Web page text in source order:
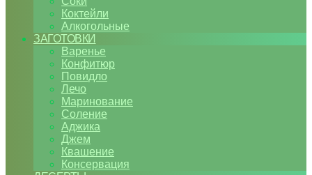
Коктейли
Алкогольные
ЗАГОТОВКИ
Варенье
Конфитюр
Повидло
Лечо
Маринование
Соление
Аджика
Джем
Квашение
Консервация